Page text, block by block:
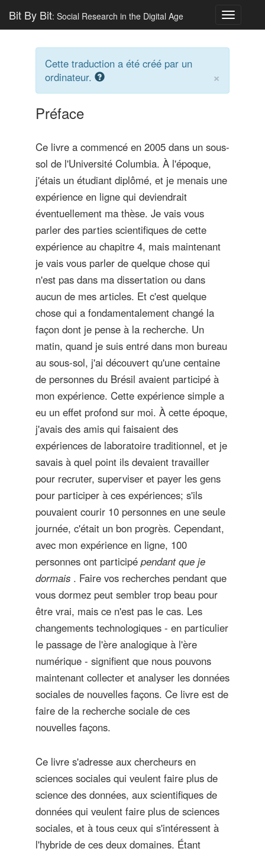
Toggle
Bit By Bit: Social Research in the Digital Age
Cette traduction a été créé par un
ordinateur.
×
Préface
Ce livre a commencé en 2005 dans un sous-
sol de l'Université Columbia. À l'époque,
j'étais un étudiant diplômé, et je menais une
expérience en ligne qui deviendrait
éventuellement ma thèse. Je vais vous
parler des parties scientifiques de cette
expérience au chapitre 4, mais maintenant
je vais vous parler de quelque chose qui
n'est pas dans ma dissertation ou dans
aucun de mes articles. Et c'est quelque
chose qui a fondamentalement changé la
façon dont je pense à la recherche. Un
matin, quand je suis entré dans mon bureau
au sous-sol, j'ai découvert qu'une centaine
de personnes du Brésil avaient participé à
mon expérience. Cette expérience simple a
eu un effet profond sur moi. À cette époque,
j'avais des amis qui faisaient des
expériences de laboratoire traditionnel, et je
savais à quel point ils devaient travailler
pour recruter, superviser et payer les gens
pour participer à ces expériences; s'ils
pouvaient courir 10 personnes en une seule
journée, c'était un bon progrès. Cependant,
avec mon expérience en ligne, 100
personnes ont participé pendant que je
dormais . Faire vos recherches pendant que
vous dormez peut sembler trop beau pour
être vrai, mais ce n'est pas le cas. Les
changements technologiques - en particulier
le passage de l'ère analogique à l'ère
numérique - signifient que nous pouvons
maintenant collecter et analyser les données
sociales de nouvelles façons. Ce livre est de
faire de la recherche sociale de ces
nouvelles façons.
Ce livre s'adresse aux chercheurs en
sciences sociales qui veulent faire plus de
science des données, aux scientifiques de
données qui veulent faire plus de sciences
sociales, et à tous ceux qui s'intéressent à
l'hybride de ces deux domaines. Étant